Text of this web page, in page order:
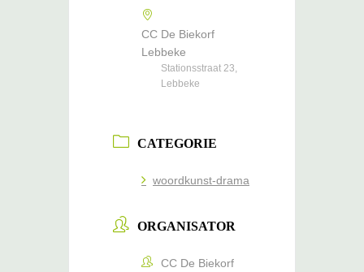
CC De Biekorf
Lebbeke
Stationsstraat 23,
Lebbeke
CATEGORIE
woordkunst-drama
ORGANISATOR
CC De Biekorf